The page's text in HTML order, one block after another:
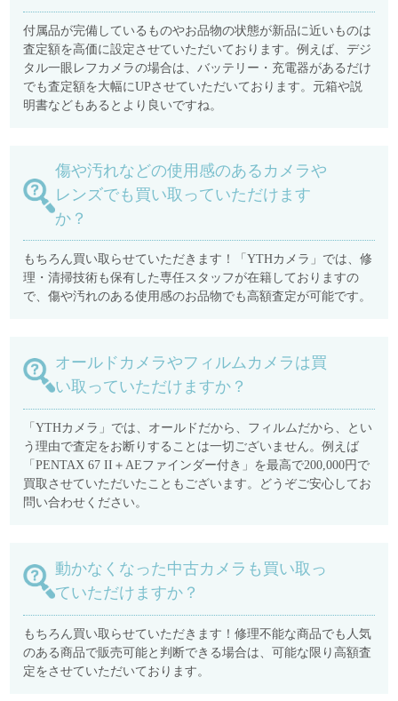
付属品が完備しているものやお品物の状態が新品に近いものは
査定額を高価に設定させていただいております。例えば、デジ
タル一眼レフカメラの場合は、バッテリー・充電器があるだけ
でも査定額を大幅にUPさせていただいております。元箱や説
明書などもあるとより良いですね。
傷や汚れなどの使用感のあるカメラや
レンズでも買い取っていただけます
か？
もちろん買い取らせていただきます！「YTHカメラ」では、修
理・清掃技術も保有した専任スタッフが在籍しておりますの
で、傷や汚れのある使用感のお品物でも高額査定が可能です。
オールドカメラやフィルムカメラは買
い取っていただけますか？
「YTHカメラ」では、オールドだから、フィルムだから、とい
う理由で査定をお断りすることは一切ございません。例えば
「PENTAX 67 II＋AEファインダー付き」を最高で200,000円で
買取させていただいたこともございます。どうぞご安心してお
問い合わせください。
動かなくなった中古カメラも買い取っ
ていただけますか？
もちろん買い取らせていただきます！修理不能な商品でも人気
のある商品で販売可能と判断できる場合は、可能な限り高額査
定をさせていただいております。